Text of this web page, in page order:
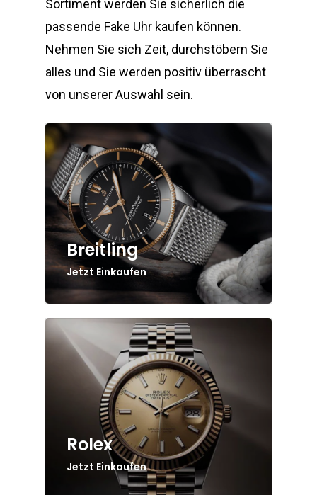
Sortiment werden Sie sicherlich die
passende Fake Uhr kaufen können.
Nehmen Sie sich Zeit, durchstöbern Sie
alles und Sie werden positiv überrascht
von unserer Auswahl sein.
Breitling
Jetzt Einkaufen
Rolex
Jetzt Einkaufen